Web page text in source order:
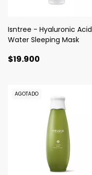
Isntree - Hyaluronic Acid
Water Sleeping Mask
$19.900
AGOTADO